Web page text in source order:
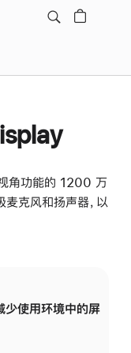
角功能的 1200 万
克风和扬声器，以
少使用环境中的屏